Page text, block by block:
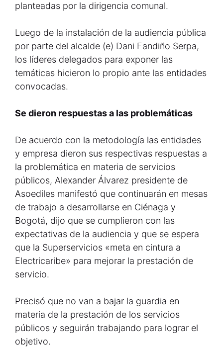
planteadas por la dirigencia comunal.
Luego de la instalación de la audiencia pública
por parte del alcalde (e) Dani Fandiño Serpa,
los líderes delegados para exponer las
temáticas hicieron lo propio ante las entidades
convocadas.
Se dieron respuestas a las problemáticas
De acuerdo con la metodología las entidades
y empresa dieron sus respectivas respuestas a
la problemática en materia de servicios
públicos, Alexander Álvarez presidente de
Asoediles manifestó que continuarán en mesas
de trabajo a desarrollarse en Ciénaga y
Bogotá, dijo que se cumplieron con las
expectativas de la audiencia y que se espera
que la Superservicios «meta en cintura a
Electricaribe» para mejorar la prestación de
servicio.
Precisó que no van a bajar la guardia en
materia de la prestación de los servicios
públicos y seguirán trabajando para lograr el
objetivo.